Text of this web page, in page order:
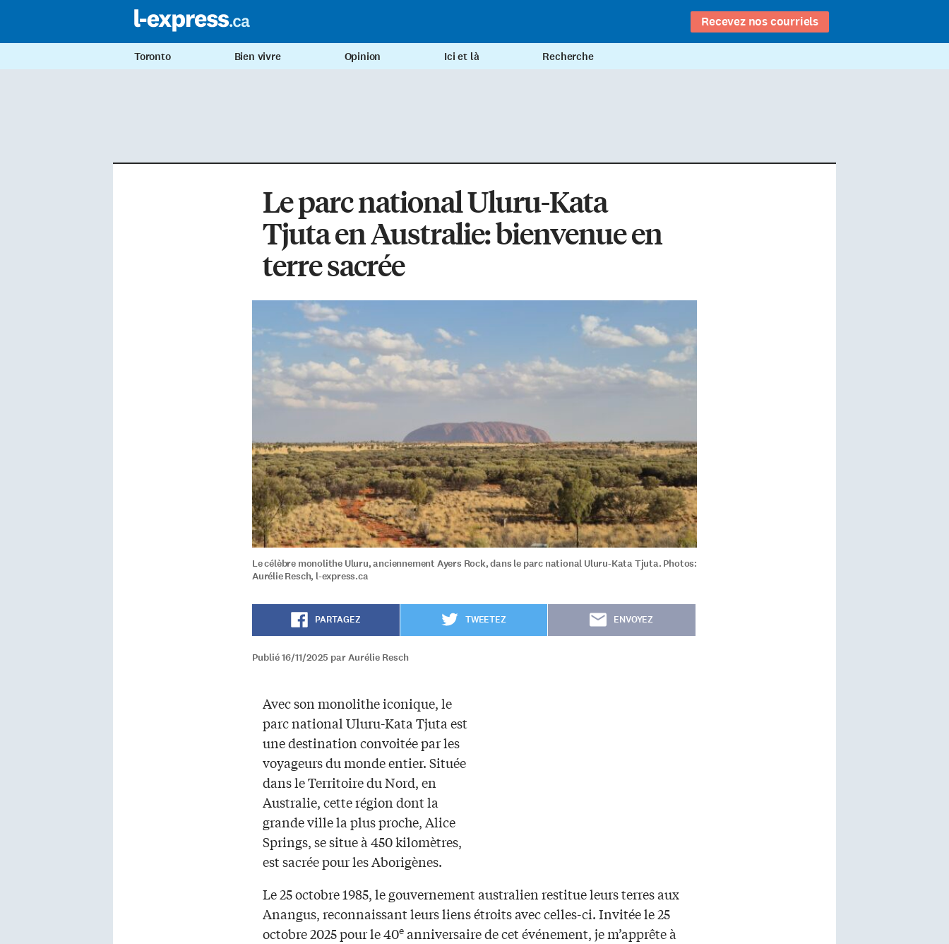
Recevez nos courriels
Toronto Bien vivre Opinion Ici et là Recherche
Le parc national Uluru-Kata
Tjuta en Australie: bienvenue en
terre sacrée
Le célèbre monolithe Uluru, anciennement Ayers Rock, dans le parc national Uluru-Kata Tjuta. Photos:
Aurélie Resch, l-express.ca
PARTAGEZ TWEETEZ ENVOYEZ
Publié 16/11/2025 par Aurélie Resch
Avec son monolithe iconique, le
parc national Uluru-Kata Tjuta est
une destination convoitée par les
voyageurs du monde entier. Située
dans le Territoire du Nord, en
Australie, cette région dont la
grande ville la plus proche, Alice
Springs, se situe à 450 kilomètres,
est sacrée pour les Aborigènes.
Le 25 octobre 1985, le gouvernement australien restitue leurs terres aux
Anangus, reconnaissant leurs liens étroits avec celles-ci. Invitée le 25
octobre 2025 pour le 40e anniversaire de cet événement, je m’apprête à